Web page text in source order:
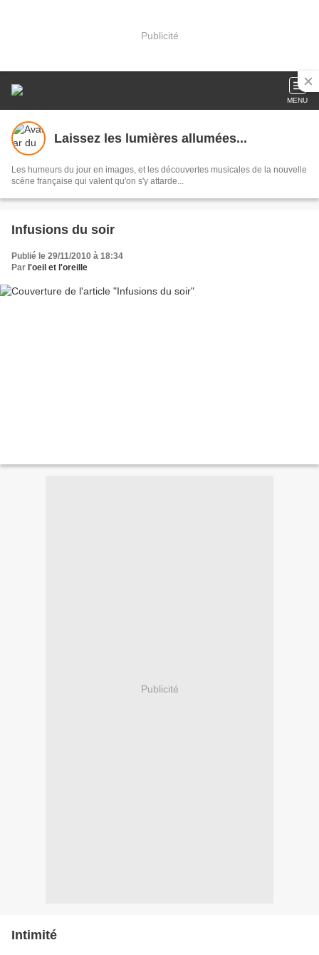
Publicité
MENU
Laissez les lumières allumées...
Les humeurs du jour en images, et les découvertes musicales de la nouvelle
scène française qui valent qu'on s'y attarde...
Infusions du soir
Publié le 29/11/2010 à 18:34
Par l'oeil et l'oreille
Publicité
Intimité